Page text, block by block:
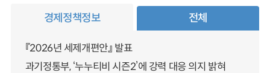
경제정책정보 전체
『2026년 세제개편안』 발표
과기정통부, ‘누누티비 시즌2’에 강력 대응 의지 밝혀